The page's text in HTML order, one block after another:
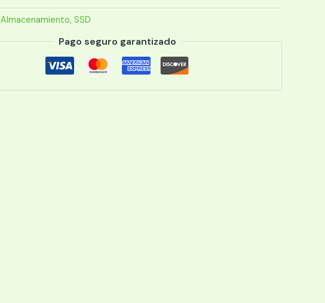
Almacenamiento, SSD
Pago seguro garantizado